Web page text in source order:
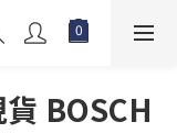
BOSCH